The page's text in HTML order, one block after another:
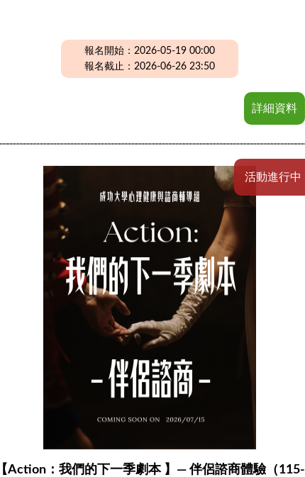
報名開始：2026-05-19 00:00
報名截止：2026-06-26 23:50
詳細資料
活動進行中
【Action：我們的下一季劇本 】— 伴侶諮商體驗（115-